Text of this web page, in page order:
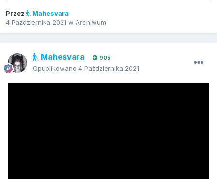
Przez
Mahesvara
4 Października 2021 w Archiwum
Mahesvara 905
Opublikowano 4 Października 2021